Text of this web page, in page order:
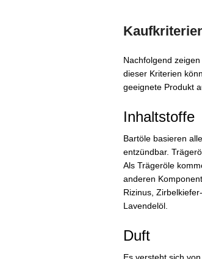
Nachfolgend
dieser Kriterien
geeignete Produkt
Inhaltstoffe
Bartöle basieren
entzündbar.
Als Trägeröle
anderen
Rizinus,
Lavendelöl.
Duft